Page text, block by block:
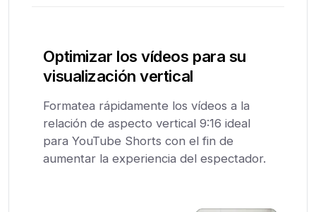
Optimizar los vídeos para su
visualización vertical
Formatea rápidamente los vídeos a la
relación de aspecto vertical 9:16 ideal
para YouTube Shorts con el fin de
aumentar la experiencia del espectador.